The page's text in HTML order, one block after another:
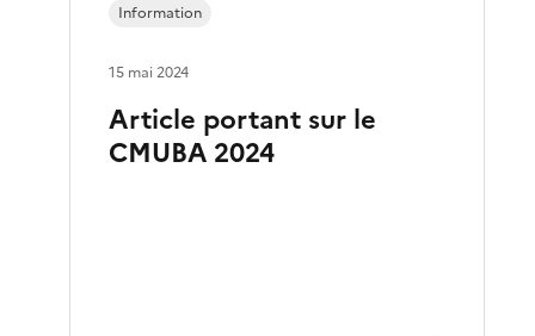
Article portant sur le
CMUBA 2024
Information
15 mai 2024